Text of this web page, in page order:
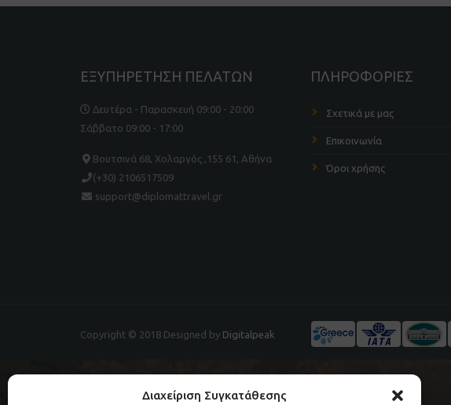
Διαχείριση Συγκατάθεσης
ΕΞΥΠΗΡΕΤΗΣΗ ΠΕΛΑΤΩΝ
Δευτέρα - Παρασκευή 09:00 - 20:00
Σάββατο 09:00 - 17:00
Βουτσινά 68, Χολαργός ,155 61, Αθήνα
(+30) 2106517509
support@diplomattravel.gr
ΠΛΗΡΟΦΟΡΙΕΣ
Σχετικά με μας
Επικοινωνία
Όροι χρήσης
Copyright © 2018 Designed by Digitalpeak